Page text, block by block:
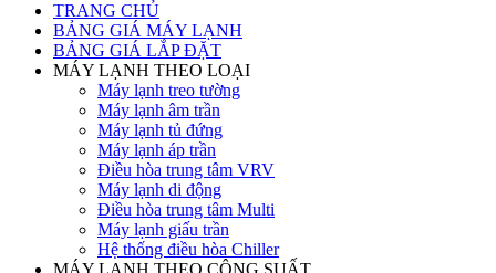
TRANG CHỦ
BẢNG GIÁ MÁY LẠNH
BẢNG GIÁ LẮP ĐẶT
MÁY LẠNH THEO LOẠI
Máy lạnh treo tường
Máy lạnh âm trần
Máy lạnh tủ đứng
Máy lạnh áp trần
Điều hòa trung tâm VRV
Máy lạnh di động
Điều hòa trung tâm Multi
Máy lạnh giấu trần
Hệ thống điều hòa Chiller